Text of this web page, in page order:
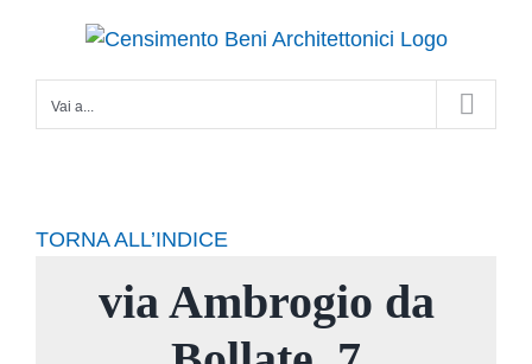
contenuto
Vai a...
TORNA ALL’INDICE
via Ambrogio da